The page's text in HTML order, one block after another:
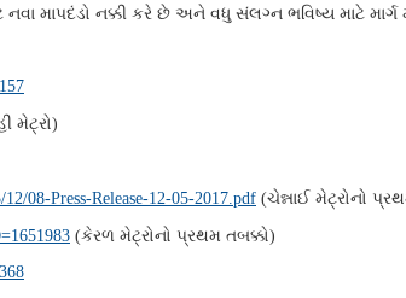
માપદંડો નક્કી કરે છે અને વધુ સંલગ્ન ભવિષ્ય માટે
મેટ્રો)
08-Press-Release-12-05-2017.pdf (ચેન્નાઈ મેટ્રોનો
(કેરળ મેટ્રોનો પ્રથમ તબક્કો)